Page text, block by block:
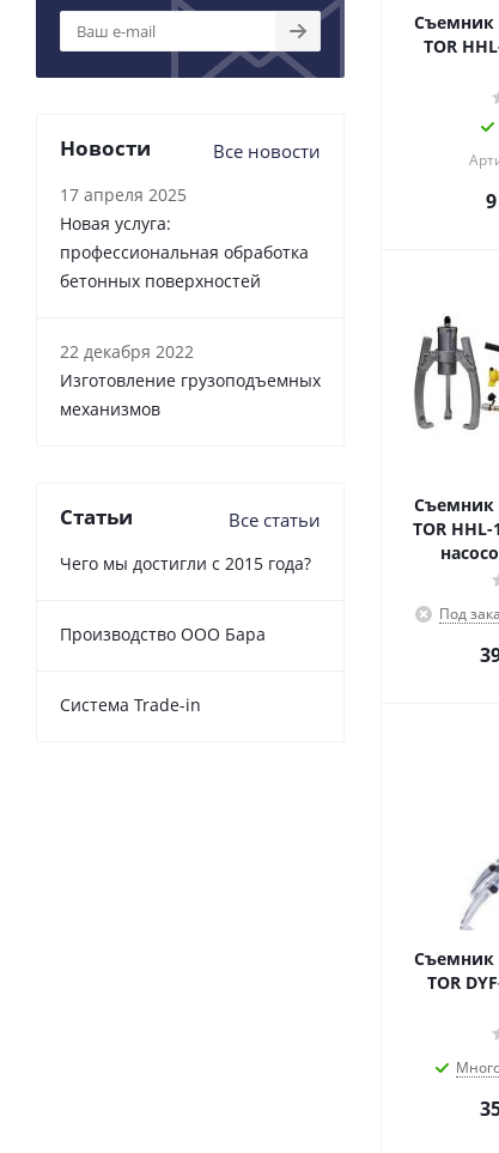
Съемник
TOR
Съемник
TOR
Под
Съемник
TOR
HHL-50F
HHL-5F
HHL-5S
Новости Все новости
17 апреля 2025
Новая услуга:
профессиональная обработка
бетонных поверхностей
22 декабря 2022
Изготовление грузоподъемных
механизмов
Статьи Все статьи
Чего мы достигли с 2015 года?
Производство ООО Бара
Cистема Trade-in